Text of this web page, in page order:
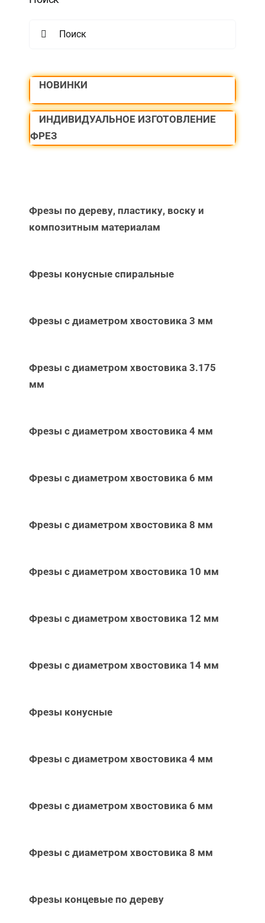
НОВИНКИ
ИНДИВИДУАЛЬНОЕ ИЗГОТОВЛЕНИЕ
ФРЕЗ
Фрезы по дереву, пластику, воску и
композитным материалам
Фрезы конусные спиральные
Фрезы с диаметром хвостовика 3 мм
Фрезы с диаметром хвостовика 3.175
мм
Фрезы с диаметром хвостовика 4 мм
Фрезы с диаметром хвостовика 6 мм
Фрезы с диаметром хвостовика 8 мм
Фрезы с диаметром хвостовика 10 мм
Фрезы с диаметром хвостовика 12 мм
Фрезы с диаметром хвостовика 14 мм
Фрезы конусные
Фрезы с диаметром хвостовика 4 мм
Фрезы с диаметром хвостовика 6 мм
Фрезы с диаметром хвостовика 8 мм
Фрезы концевые по дереву